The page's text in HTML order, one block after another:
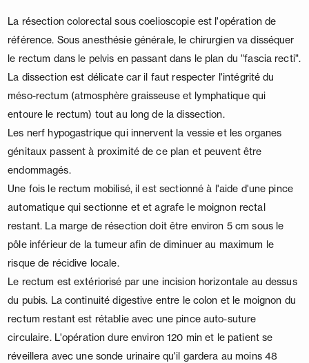
La résection colorectal sous coelioscopie est l'opération de
référence. Sous anesthésie générale, le chirurgien va disséquer
le rectum dans le pelvis en passant dans le plan du "fascia recti".
La dissection est délicate car il faut respecter l'intégrité du
méso-rectum (atmosphère graisseuse et lymphatique qui
entoure le rectum) tout au long de la dissection.
Les nerf hypogastrique qui innervent la vessie et les organes
génitaux passent à proximité de ce plan et peuvent être
endommagés.
Une fois le rectum mobilisé, il est sectionné à l'aide d'une pince
automatique qui sectionne et et agrafe le moignon rectal
restant. La marge de résection doit être environ 5 cm sous le
pôle inférieur de la tumeur afin de diminuer au maximum le
risque de récidive locale.
Le rectum est extériorisé par une incision horizontale au dessus
du pubis. La continuité digestive entre le colon et le moignon du
rectum restant est rétablie avec une pince auto-suture
circulaire. L'opération dure environ 120 min et le patient se
réveillera avec une sonde urinaire qu'il gardera au moins 48